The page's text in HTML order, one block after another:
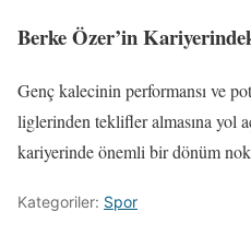
Berke Özer’in
Genç kalecinin performansı ve
liglerinden teklifler almasına yol
kariyerinde önemli bir dönüm
Kategoriler: Spor